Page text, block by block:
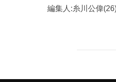
編集人:糸川公偉